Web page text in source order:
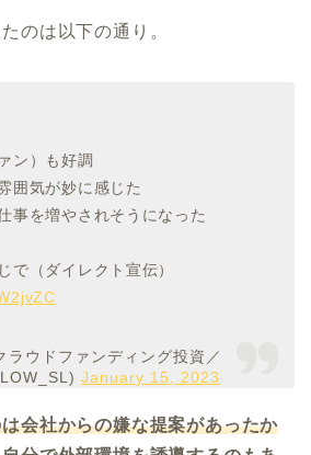
のは以下の通り。
ン）も好調
囲気が妙に感じた
事を増やされそうになった
で（ダイレクト宣伝）
ウドファンディング投資／
January 15, 2023
会社からの嫌な提案があったか